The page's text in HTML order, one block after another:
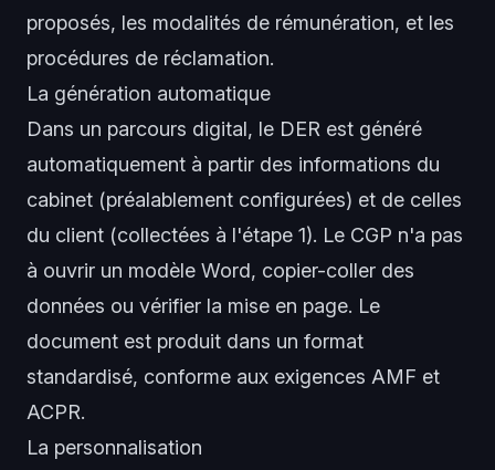
proposés, les modalités de rémunération, et les
procédures de réclamation.
La génération automatique
Dans un parcours digital, le DER est généré
automatiquement à partir des informations du
cabinet (préalablement configurées) et de celles
du client (collectées à l'étape 1). Le CGP n'a pas
à ouvrir un modèle Word, copier-coller des
données ou vérifier la mise en page. Le
document est produit dans un format
standardisé, conforme aux exigences AMF et
ACPR.
La personnalisation